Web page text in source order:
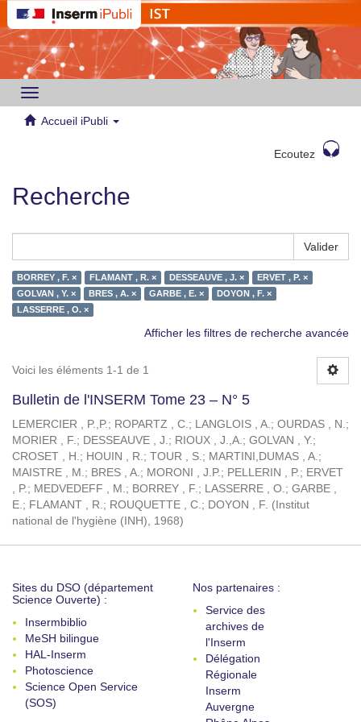
Toggle
navigation
Accueil iPubli
Ecoutez
Recherche
Valider
BORREY , F. × FLAMANT , R. × DESSEAUVE , J. ×
ERVET , P. ×
GOLVAN , Y. ×
BRES , A. × GARBE , E. ×
DOYON , F. ×
LASSERRE , O. ×
Afficher les filtres de recherche avancée
Voici les éléments 1-1 de 1
Bulletin de l'INSERM Tome 23 – N° 5
LEMERCIER , P.,P.; ROPARTZ , C.; LANGLOIS , A.; OURDAS , N.;
MORIER , F.; DESSEAUVE , J.; RIOUX , J.,A.; GOLVAN , Y.;
CROSET , H.; HOUIN , R.; TOUR , S.; MARTINI,DUMAS , A.;
MAISTRE , M.; BRES , A.; MORONI , J.P.; PELLERIN , P.; ERVET
, P.; MEDVEDEFF , M.; BORREY , F.; LASSERRE , O.; GARBE ,
E.; FLAMANT , R.; ROUQUETTE , C.; DOYON , F. ( Institut
national de l'hygiène (INH), 1968)
Sites du DSO (département
Science Ouverte) :
Insermbiblio
MeSH bilingue
HAL-Inserm
Photoscience
Science Open Service
(SOS)
Nos partenaires :
Service des
archives de
l'Inserm
Délégation
Régionale
Inserm
Auvergne